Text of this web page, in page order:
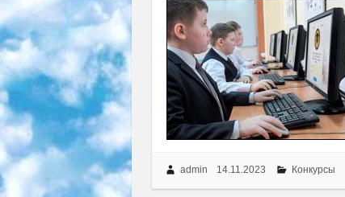
admin 14.11.2023 Конкурсы